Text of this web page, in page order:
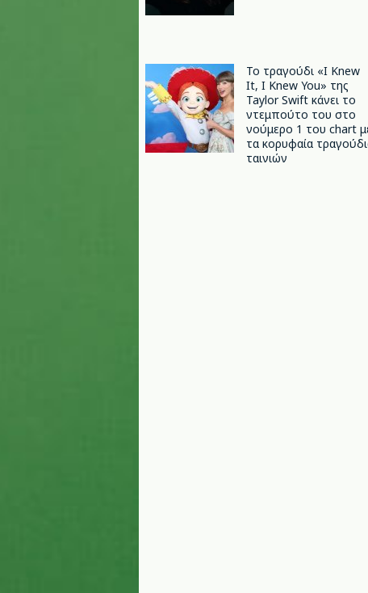
Το τραγούδι «I Knew
It, I Knew You» της
Taylor Swift κάνει το
ντεμπούτο του στο
νούμερο 1 του chart
τα κορυφαία
ταινιών